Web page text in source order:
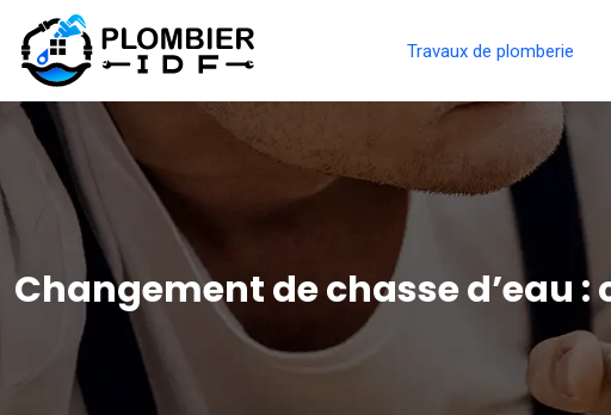
Travaux de plomberie
Changement de chasse d’eau